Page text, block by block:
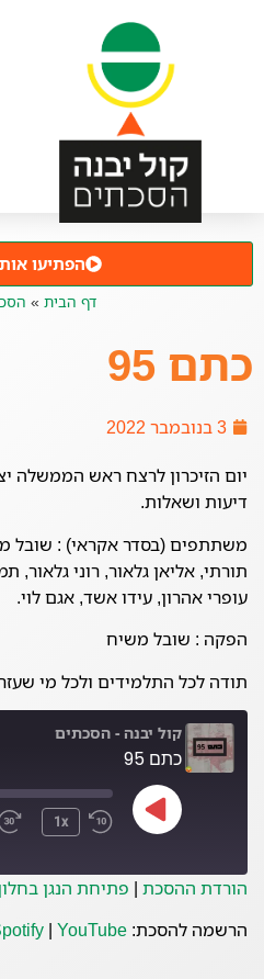
הפתיעו
דף הבית »
כתם 95
3 בנובמבר 2022
יום הזיכרון לרצח ראש הממשלה
דיעות ושאלות.
משתתפים (בסדר אקראי) : שובל
תורתי, אליאן גלאור, רוני
עופרי אהרון, עידו אשד, אגם לוי.
הפקה : שובל משיח
תודה לכל התלמידים ולכל מי
קול יבנה - הסכתים
כתם 95
1x
Apple Podcasts
הורדת ההסכת | פתיחת הנגן
הרשמה להסכת:
| YouTube